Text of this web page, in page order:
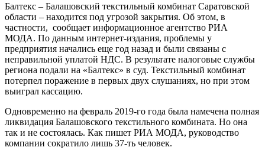
Балтекс – Балашовский текстильный комбинат Саратовской
области – находится под угрозой закрытия. Об этом, в
частности, сообщает информационное агентство РИА
МОДА. По данным интернет-издания, проблемы у
предприятия начались еще год назад и были связаны с
неправильной уплатой НДС. В результате налоговые службы
региона подали на «Балтекс» в суд. Текстильный комбинат
потерпел поражение в первых двух слушаниях, но при этом
выиграл кассацию.
Одновременно на февраль 2019-го года была намечена полная
ликвидация Балашовского текстильного комбината. Но она
так и не состоялась. Как пишет РИА МОДА, руководство
компании сократило лишь 37-ть человек.